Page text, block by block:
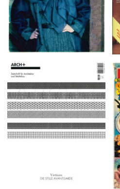
ARCH+ Nr. 226, Herbst
2016